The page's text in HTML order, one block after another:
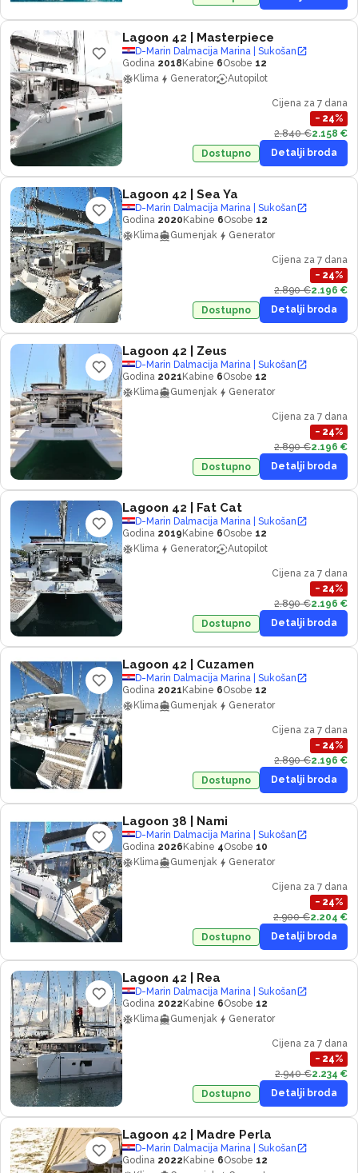
Lagoon 42 | Masterpiece
D-Marin Dalmacija Marina | Sukošan
Godina 2018 Kabine 6Osobe 12
Klima
Generator Autopilot
Cijena za 7 dana
− 24%
2.840 €2.158 €
Dostupno
Detalji broda
Lagoon 42 | Sea Ya
D-Marin Dalmacija Marina | Sukošan
Godina 2020 Kabine 6Osobe 12
Klima
Gumenjak Generator
Cijena za 7 dana
− 24%
2.890 €2.196 €
Dostupno
Detalji broda
Lagoon 42 | Zeus
D-Marin Dalmacija Marina | Sukošan
Godina 2021 Kabine 6Osobe 12
Klima
Gumenjak Generator
Cijena za 7 dana
− 24%
2.890 €2.196 €
Dostupno
Detalji broda
Lagoon 42 | Fat Cat
D-Marin Dalmacija Marina | Sukošan
Godina 2019 Kabine 6Osobe 12
Klima
Generator Autopilot
Cijena za 7 dana
− 24%
2.890 €2.196 €
Dostupno
Detalji broda
Lagoon 42 | Cuzamen
D-Marin Dalmacija Marina | Sukošan
Godina 2021 Kabine 6Osobe 12
Klima
Gumenjak Generator
Cijena za 7 dana
− 24%
2.890 €2.196 €
Dostupno
Detalji broda
Lagoon 38 | Nami
D-Marin Dalmacija Marina | Sukošan
Godina 2026 Kabine 4Osobe 10
Klima
Gumenjak Generator
Cijena za 7 dana
− 24%
2.900 €2.204 €
Dostupno
Detalji broda
Lagoon 42 | Rea
D-Marin Dalmacija Marina | Sukošan
Godina 2022 Kabine 6Osobe 12
Klima
Gumenjak Generator
Cijena za 7 dana
− 24%
2.940 €2.234 €
Dostupno
Detalji broda
Lagoon 42 | Madre Perla
D-Marin Dalmacija Marina | Sukošan
Godina 2022 Kabine 6Osobe 12